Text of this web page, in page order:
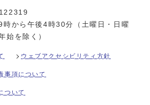
時から午後4時30分（土曜日・日曜
始を除く）
ウェブアクセシビリティ方針
事項について
ついて